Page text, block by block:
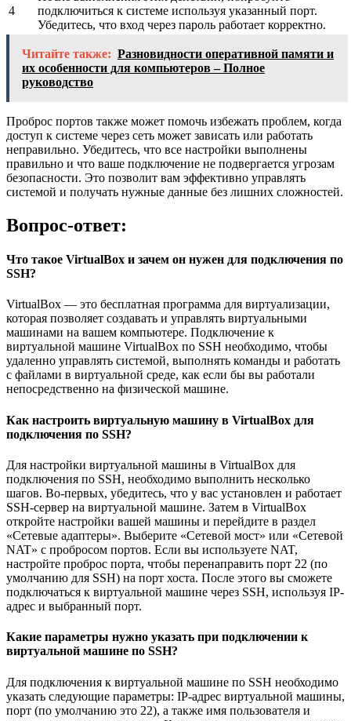
4
подключиться к системе используя указанный порт.
Убедитесь, что вход через пароль работает корректно.
Читайте также: Разновидности оперативной памяти и
их особенности для компьютеров – Полное
руководство
Проброс портов также может помочь избежать проблем, когда
доступ к системе через сеть может зависать или работать
неправильно. Убедитесь, что все настройки выполнены
правильно и что ваше подключение не подвергается угрозам
безопасности. Это позволит вам эффективно управлять
системой и получать нужные данные без лишних сложностей.
Вопрос-ответ:
Что такое VirtualBox и зачем он нужен для подключения по
SSH?
VirtualBox — это бесплатная программа для виртуализации,
которая позволяет создавать и управлять виртуальными
машинами на вашем компьютере. Подключение к
виртуальной машине VirtualBox по SSH необходимо, чтобы
удаленно управлять системой, выполнять команды и работать
с файлами в виртуальной среде, как если бы вы работали
непосредственно на физической машине.
Как настроить виртуальную машину в VirtualBox для
подключения по SSH?
Для настройки виртуальной машины в VirtualBox для
подключения по SSH, необходимо выполнить несколько
шагов. Во-первых, убедитесь, что у вас установлен и работает
SSH-сервер на виртуальной машине. Затем в VirtualBox
откройте настройки вашей машины и перейдите в раздел
«Сетевые адаптеры». Выберите «Сетевой мост» или «Сетевой
NAT» с пробросом портов. Если вы используете NAT,
настройте проброс порта, чтобы перенаправить порт 22 (по
умолчанию для SSH) на порт хоста. После этого вы сможете
подключаться к виртуальной машине через SSH, используя IP-
адрес и выбранный порт.
Какие параметры нужно указать при подключении к
виртуальной машине по SSH?
Для подключения к виртуальной машине по SSH необходимо
указать следующие параметры: IP-адрес виртуальной машины,
порт (по умолчанию это 22), а также имя пользователя и